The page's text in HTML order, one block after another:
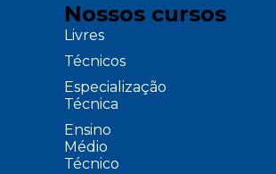
Nossos cursos
Livres
Técnicos
Especialização
Técnica
Ensino
Médio
Técnico